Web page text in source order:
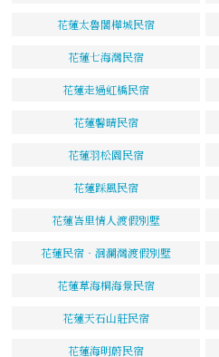
花蓮太魯閣樺城民宿
花蓮七海灣民宿
花蓮走過虹橋民宿
花蓮馨晴民宿
花蓮羽松園民宿
花蓮踩風民宿
花蓮峇里情人渡假別墅
花蓮民宿‧洄瀾灣渡假別墅
花蓮草海桐海景民宿
花蓮天石山莊民宿
花蓮海明蔚民宿